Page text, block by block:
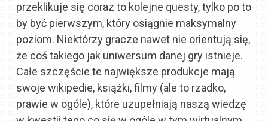
przeklikuje się coraz to kolejne questy, tylko po to
by być pierwszym, który osiągnie maksymalny
poziom. Niektórzy gracze nawet nie orientują się,
że coś takiego jak uniwersum danej gry istnieje.
Całe szczęście te największe produkcje mają
swoje wikipedie, książki, filmy (ale to rzadko,
prawie w ogóle), które uzupełniają naszą wiedzę